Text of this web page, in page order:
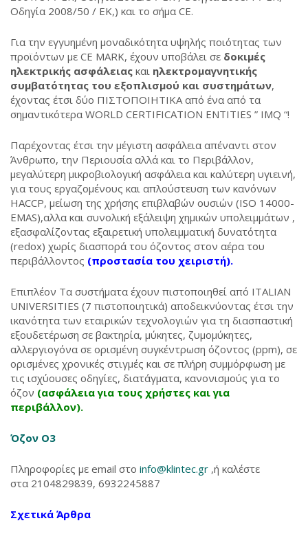
Οδηγία 2008/50 / ΕΚ,) και το σήμα CE.
Για την εγγυημένη μοναδικότητα υψηλής ποιότητας των
προϊόντων με CE MARK, έχουν υποβάλει σε δοκιμές
ηλεκτρικής ασφάλειας και ηλεκτρομαγνητικής
συμβατότητας του εξοπλισμού και συστημάτων,
έχοντας έτσι δύο ΠΙΣΤΟΠΟΙΗΤΙΚΑ από ένα από τα
σημαντικότερα WORLD CERTIFICATION ENTITIES ” IMQ “!
Παρέχοντας έτσι την μέγιστη ασφάλεια απέναντι στον
Άνθρωπο, την Περιουσία αλλά και το Περιβάλλον,
μεγαλύτερη μικροβιολογική ασφάλεια και καλύτερη υγιεινή,
για τους εργαζομένους και απλούστευση των κανόνων
HACCP, μείωση της χρήσης επιβλαβών ουσιών (ISO 14000-
EMAS),αλλα και συνολική εξάλειψη χημικών υπολειμμάτων ,
εξασφαλίζοντας εξαιρετική υπολειμματική δυνατότητα
(redox) χωρίς διασπορά του όζοντος στον αέρα του
περιβάλλοντος (προστασία του χειριστή).
Επιπλέον Τα συστήματα έχουν πιστοποιηθεί από ITALIAN
UNIVERSITIES (7 πιστοποιητικά) αποδεικνύοντας έτσι την
ικανότητα των εταιρικών τεχνολογιών για τη διασπαστική
εξουδετέρωση σε βακτηρία, μύκητες, ζυμομύκητες,
αλλεργιογόνα σε ορισμένη συγκέντρωση όζοντος (ppm), σε
ορισμένες χρονικές στιγμές και σε πλήρη συμμόρφωση με
τις ισχύουσες οδηγίες, διατάγματα, κανονισμούς για το
όζον (ασφάλεια για τους χρήστες και για
περιβάλλον).
Όζον Ο3
Πληροφορίες με email στο info@klintec.gr ,ή καλέστε
στα 2104829839, 6932245887
Σχετικά Άρθρα